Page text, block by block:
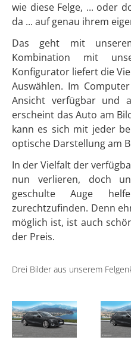
wie diese Felge, ... oder
da ... auf genau ihrem
Das geht mit
Kombination mit
Konfigurator liefert die
Auswählen. Im
Ansicht verfügbar und
erscheint das Auto am
kann es sich mit jeder
optische Darstellung am
In der Vielfalt der
nun verlieren, doch
geschulte Auge
zurechtzufinden. Denn
möglich ist, ist auch
der Preis.
Drei Bilder aus unserem